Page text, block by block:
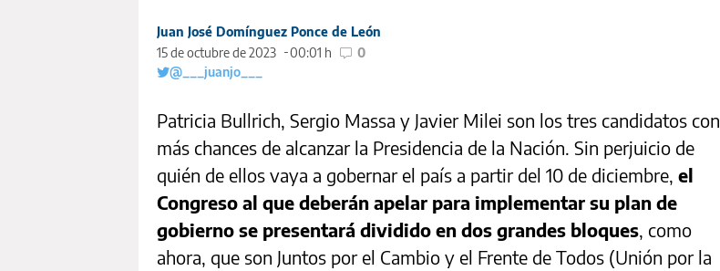
Juan José Domínguez Ponce de León
15 de octubre de 2023
00:01 h
0
@___juanjo___
Patricia Bullrich, Sergio Massa y Javier Milei son los tres candidatos con
más chances de alcanzar la Presidencia de la Nación. Sin perjuicio de
quién de ellos vaya a gobernar el país a partir del 10 de diciembre, el
Congreso al que deberán apelar para implementar su plan de
gobierno se presentará dividido en dos grandes bloques, como
ahora, que son Juntos por el Cambio y el Frente de Todos (Unión por la